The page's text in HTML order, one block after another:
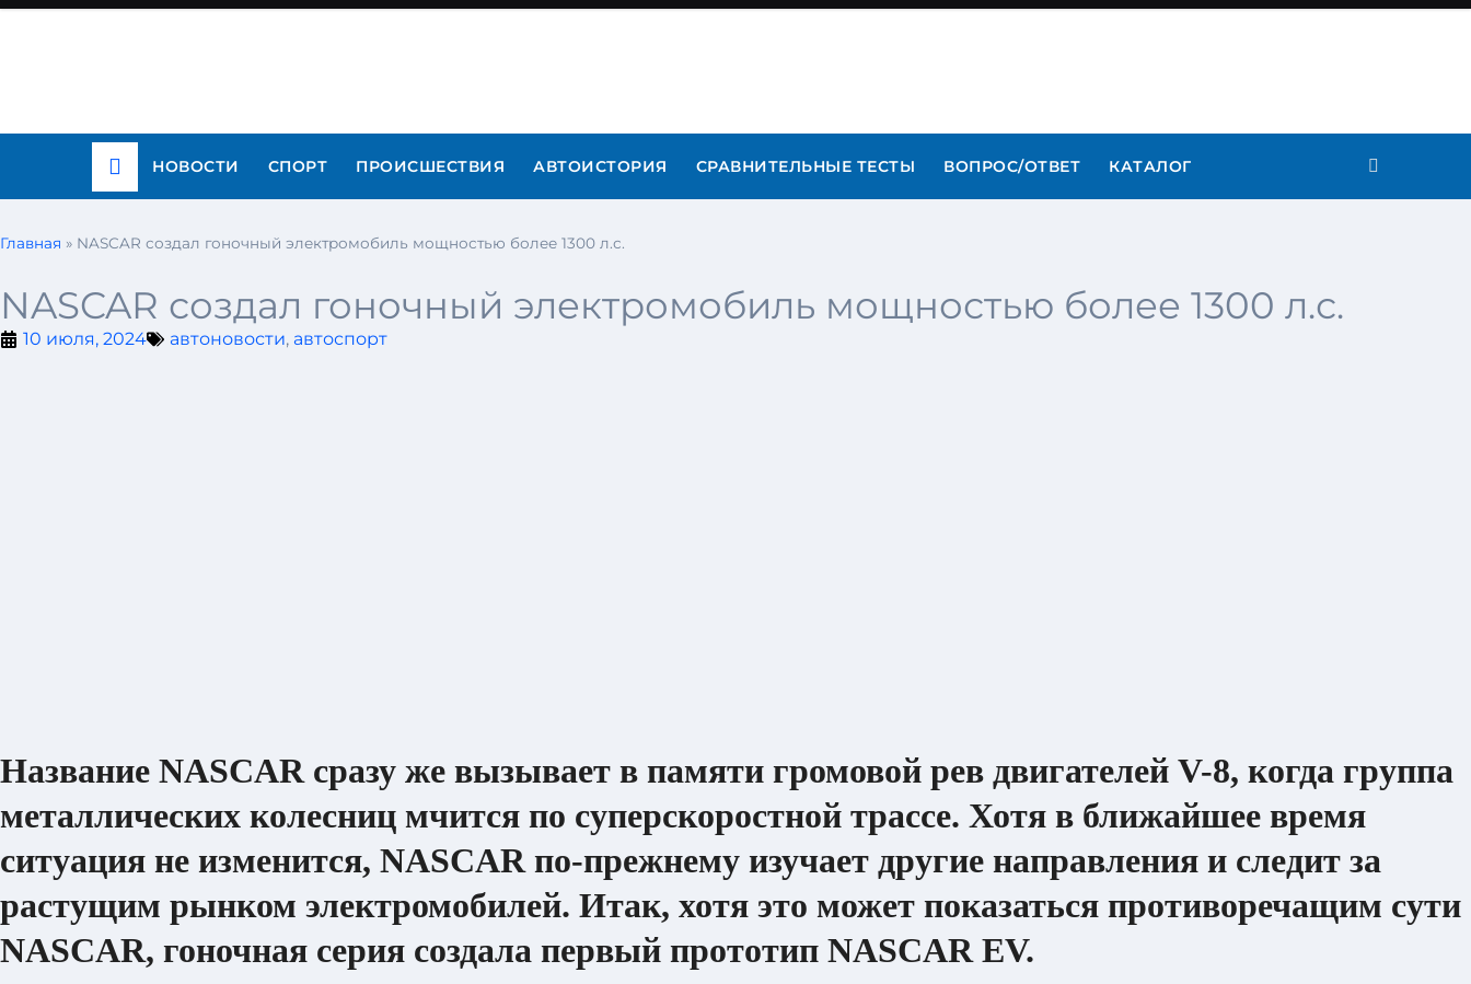
НОВОСТИ СПОРТ ПРОИСШЕСТВИЯ АВТОИСТОРИЯ СРАВНИТЕЛЬНЫЕ ТЕСТЫ ВОПРОС/ОТВЕТ КАТАЛОГ
Главная » NASCAR создал гоночный электромобиль мощностью более 1300 л.с.
NASCAR создал гоночный электромобиль мощностью более 1300 л.с.
10 июля, 2024 автоновости, автоспорт
Название NASCAR сразу же вызывает в памяти громовой рев двигателей V-8, когда группа
металлических колесниц мчится по суперскоростной трассе. Хотя в ближайшее время
ситуация не изменится, NASCAR по-прежнему изучает другие направления и следит за
растущим рынком электромобилей. Итак, хотя это может показаться противоречащим сути
NASCAR, гоночная серия создала первый прототип NASCAR EV.